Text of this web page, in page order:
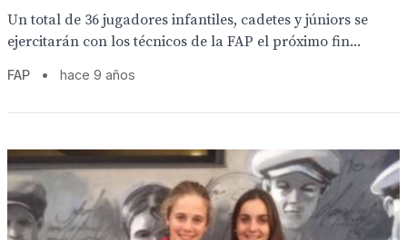
Un total de 36 jugadores infantiles, cadetes y júniors se
ejercitarán con los técnicos de la FAP el próximo fin...
FAP • hace 9 años